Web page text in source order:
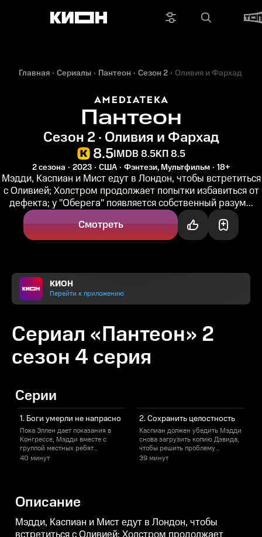
Главная Сериалы Пантеон Сезон 2 Оливия и Фархад
Пантеон
Сезон 2 · Оливия и Фархад
8.5IMDB 8.5КП 8.5
2 сезона 2023 США Фэнтези, Мультфильм 18+
Мэдди, Каспиан и Мист едут в Лондон, чтобы встретиться
с Оливией; Холстром продолжает попытки избавиться от
дефекта; у "Оберега" появляется собственный разум...
Смотреть
КИОН
Перейти к приложению
Сериал «Пантеон» 2
сезон 4 серия
Серии
1. Боги умерли не напрасно
Пока Эллен дает показания в
Конгрессе, Мэдди вместе с
группой местных ребят
налаживает в районе локальную
целостности. Чанда вместе с
другими ЗС ждёт помощи.
40 минут
2. Сохранить целостность
Каспиан должен убедить Мэдди
снова загрузить копию Дэвида,
чтобы решить проблему
целостности; Эллен делится с
39 минут
Описание
Мэдди, Каспиан и Мист едут в Лондон, чтобы